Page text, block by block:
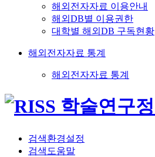
해외전자자료 이용안내
해외DB별 이용권한
대학별 해외DB 구독현황
해외전자자료 통계
해외전자자료 통계
검색환경설정
검색도움말